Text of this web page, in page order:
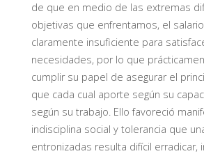
de que en medio de las extremas
objetivas que enfrentamos, el
claramente insuficiente para
necesidades, por lo que
cumplir su papel de asegurar el
que cada cual aporte según su
según su trabajo. Ello favoreció
indisciplina social y tolerancia que
entronizadas resulta difícil erradicar,